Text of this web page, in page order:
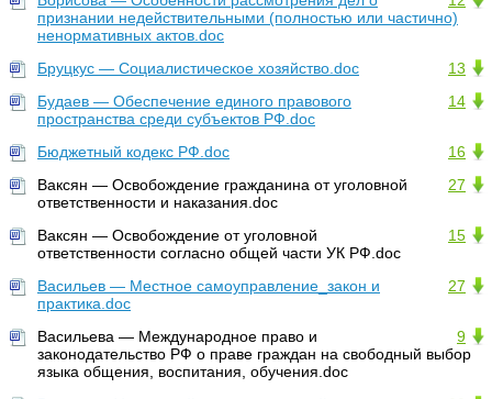
признании недействительными (полностью или частично)
ненормативных актов.doc
13
Бруцкус — Социалистическое хозяйство.doc
14
Будаев — Обеспечение единого правового
пространства среди субъектов РФ.doc
16
Бюджетный кодекс РФ.doc
27
Ваксян — Освобождение гражданина от уголовной
ответственности и наказания.doc
15
Ваксян — Освобождение от уголовной
ответственности согласно общей части УК РФ.doc
27
Васильев — Местное самоуправление_закон и
практика.doc
9
Васильева — Международное право и
законодательство РФ о праве граждан на свободный выбор
языка общения, воспитания, обучения.doc